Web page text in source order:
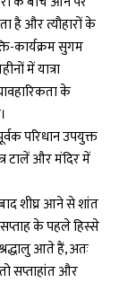
है और त्यौहारों के
कार्यक्रम सुगम
में यात्रा
के
परिधान उपयुक्त
टालें और मंदिर में
शीघ्र आने से शांत
के पहले हिस्से
आते हैं, अतः
सप्ताहांत और